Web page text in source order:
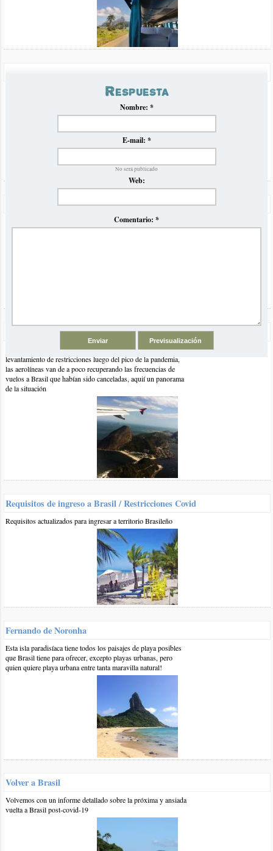
Saludos y suerte!
Respuesta
Nombre: *
E-mail: *
No será publicado
Web:
Comentario: *
El artículo comentado está vinculado a las siguientes categorías y
etiquetas:
Playas de Río de Janeiro
montes Playas de Brasil
Otros comentarios en artículo:
Arraial do Cabo
0 7-dic-2019::por:pablo
Queremos hacer el tour de arraial "full day" desde rio de
janeiro. Somos dos adultos y dos niños, qué empresa me
recomendas para hacer el tour?, en internet me aparecen miles.
Vale la pena hacerlo así con un tour?, o es mejor ir hasta a
arraial y contratar el paseo en barco directamente alli?.
Gracias!
0 7-feb-2019::por:sergio
hola...excelente info, mi intención es viajar para allí en octubre
2019 ..me podrían decir que temperatura me encontrare en ese
mes.
por otro lado precios de transfer ( colectivo , etc ) para dos
mayores y dos pequeñas desde Rio a Arrail y por ultimo...cual
seria la mejor playa para este grupo familiar.
muchas gracias por la info.
Hola buenas tardes, tengo pensado viajar a finales de febrero
y marzo, es aconsejable por el clima esa fecha o mejor mas
Volvemos luego de la pandemia con nuestro tradicional
informe comparativo de precios y horarios de ómnibus para el
Odisea de San Pablo a Buenos Aires en Omnibus JBL
Viajamos desde San Pablo a Buenos Aires en ómnibus con la
empresa JBL y se los contamos con una super crónica
Vuelos a Brasil Post Pandemia
En tiempos de progresiva vuelta a la normalidad y de
levantamiento de restricciones luego del pico de la pandemia,
las aerolíneas van de a poco recuperando las frecuencias de
vuelos a Brasil que habían sido canceladas, aquií un panorama
de la situación
Requisitos de ingreso a Brasil / Restricciones Covid
Requisitos actualizados para ingresar a territorio Brasileño
Fernando de Noronha
Esta isla paradisíaca tiene todos los paisajes de playa posibles
que Brasil tiene para ofrecer, excepto playas urbanas, pero
quien quiere playa urbana entre tanta maravilla natural!
Volver a Brasil
Volvemos con un informe detallado sobre la próxima y ansiada
vuelta a Brasil post-covid-19